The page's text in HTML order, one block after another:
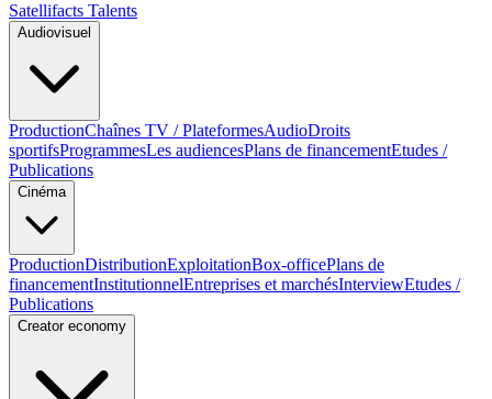
Satellifacts Talents
Audiovisuel
ProductionChaînes TV / PlateformesAudioDroits
sportifsProgrammesLes audiencesPlans de financementEtudes /
Publications
Cinéma
ProductionDistributionExploitationBox-officePlans de
financementInstitutionnelEntreprises et marchésInterviewEtudes /
Publications
Creator economy